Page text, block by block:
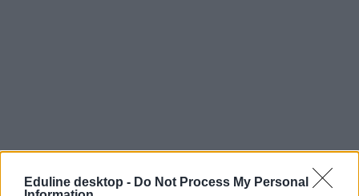
Eduline desktop - Do Not Process My Personal